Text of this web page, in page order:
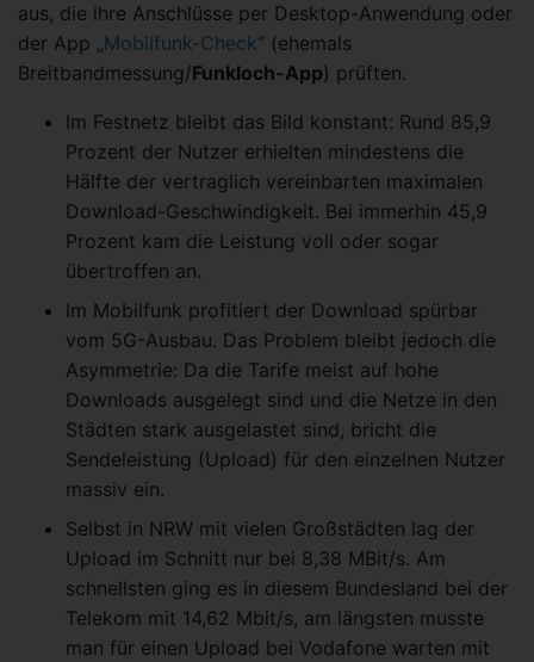
aus, die ihre Anschlüsse per Desktop-Anwendung oder
der App „Mobilfunk-Check“ (ehemals
Breitbandmessung/Funkloch-App) prüften.
Im Festnetz bleibt das Bild konstant: Rund 85,9
Prozent der Nutzer erhielten mindestens die
Hälfte der vertraglich vereinbarten maximalen
Download-Geschwindigkeit. Bei immerhin 45,9
Prozent kam die Leistung voll oder sogar
übertroffen an.
Im Mobilfunk profitiert der Download spürbar
vom 5G-Ausbau. Das Problem bleibt jedoch die
Asymmetrie: Da die Tarife meist auf hohe
Downloads ausgelegt sind und die Netze in den
Städten stark ausgelastet sind, bricht die
Sendeleistung (Upload) für den einzelnen Nutzer
massiv ein.
Selbst in NRW mit vielen Großstädten lag der
Upload im Schnitt nur bei 8,38 MBit/s. Am
schnellsten ging es in diesem Bundesland bei der
Telekom mit 14,62 Mbit/s, am längsten musste
man für einen Upload bei Vodafone warten mit